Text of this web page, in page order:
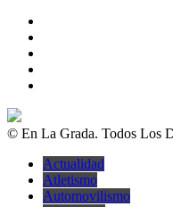
© En La Grada. Todos Los
Actualidad
Atletismo
Automovilismo